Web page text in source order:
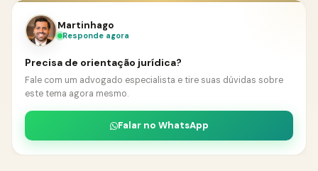
Martinhago
Responde agora
Precisa de orientação jurídica?
Fale com um advogado especialista e tire suas dúvidas sobre
este tema agora mesmo.
Falar no WhatsApp